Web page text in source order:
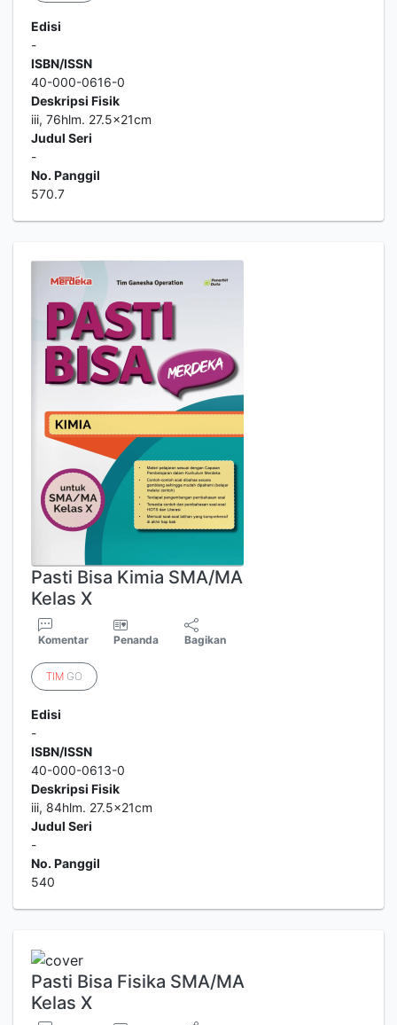
Edisi
-
ISBN/ISSN
40-000-0616-0
Deskripsi Fisik
iii, 76hlm. 27.5x21cm
Judul Seri
-
No. Panggil
570.7
Pasti Bisa Kimia SMA/MA
Kelas X
Komentar Penanda Bagikan
TIM GO
Edisi
-
ISBN/ISSN
40-000-0613-0
Deskripsi Fisik
iii, 84hlm. 27.5x21cm
Judul Seri
-
No. Panggil
540
Pasti Bisa Fisika SMA/MA
Kelas X